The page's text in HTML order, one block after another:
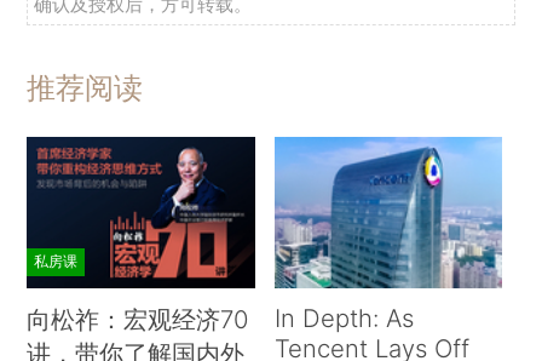
推荐阅读
私房课
向松祚：宏观经济70
讲，带你了解国内外
In Depth: As
Tencent Lays Off